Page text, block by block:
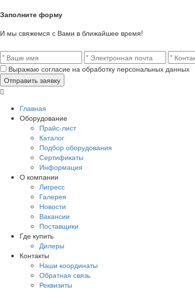
Заполните форму
И мы свяжемся с Вами в ближайшее время!
Выражаю согласие на обработку персональных данных
Главная
Оборудование
Прайс-лист
Каталог
Подбор оборудования
Сертификаты
Информация
О компании
Лигресс
Галерея
Новости
Вакансии
Поставщики
Где купить
Дилеры
Контакты
Наши координаты
Обратная связь
Реквизиты